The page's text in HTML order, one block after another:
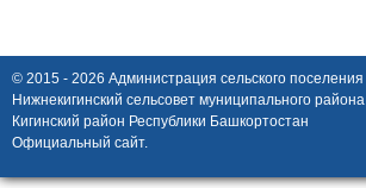
© 2015 - 2026 Администрация сельского поселения
Нижнекигинский сельсовет муниципального района
Кигинский район Республики Башкортостан
Официальный сайт.